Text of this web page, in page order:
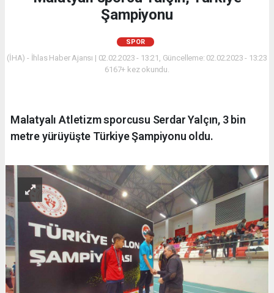
Şampiyonu
SPOR
(İHA) - İhlas Haber Ajansı | 02.02.2023 - 13:21, Güncelleme: 02.02.2023 - 13:23
6167+ kez okundu.
Malatyalı Atletizm sporcusu Serdar Yalçın, 3 bin
metre yürüyüşte Türkiye Şampiyonu oldu.